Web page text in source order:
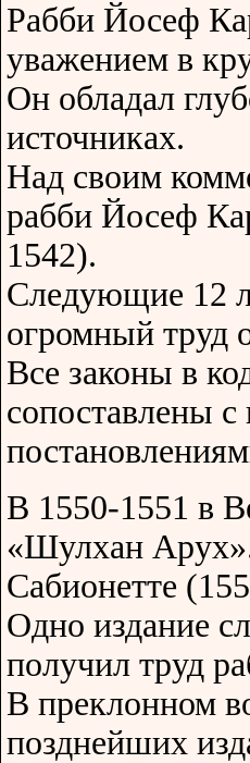
Рабби Йосеф
уважением в
Он обладал
источниках.
Над своим
рабби Йосеф
1542).
Следующие 12
огромный труд
Все законы в
сопоставлены
В 1550-1551 в
«Шулхан
Сабионетте
Одно издание
получил труд
В преклонном
позднейших